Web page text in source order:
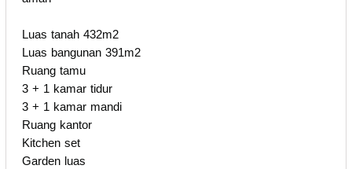
Luas tanah 432m2
Luas bangunan 391m2
Ruang tamu
3 + 1 kamar tidur
3 + 1 kamar mandi
Ruang kantor
Kitchen set
Garden luas